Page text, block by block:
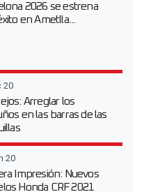
2026 se estrena
en Ametlla...
20
Arreglar los
en las barras de las
20
Impresión: Nuevos
Honda CRF 2021